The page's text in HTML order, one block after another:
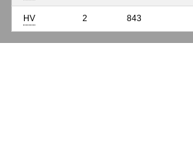
HV 2 843